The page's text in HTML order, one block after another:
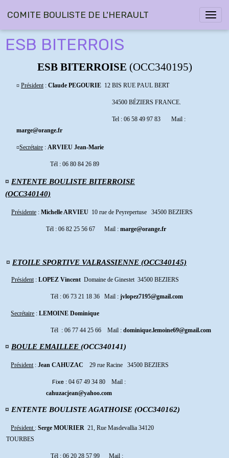
COMITE BOULISTE DE L'HERAULT
ESB BITERROIS
ESB BITERROISE (OCC340195)
¤ Président: Claude PEGOURIE 12 BIS RUE PAUL BERT
34500 BÉZIERS FRANCE.
Tel : 06 58 49 97 83 Mail:
marge@orange.fr
¤Secrétaire : ARVIEU Jean-Marie
Tél : 06 80 84 26 89
¤ ENTENTE BOULISTE BITERROISE
(OCC340140)
Présidente : Michelle ARVIEU 10 rue de Peyrepertuse 34500 BEZIERS
Tél : 06 82 25 56 67 Mail : marge@orange.fr
¤ ETOILE SPORTIVE VALRASSIENNE (OCC340145)
Président: LOPEZ Vincent Domaine de Ginestet 34500 BEZIERS
Tél : 06 73 21 18 36 Mail : jvlopez7195@gmail.com
Secrétaire :LEMOINE Dominique
Tél : 06 77 44 25 66 Mail :dominique.lemoine69@gmail.com
¤ BOULE EMAILLEE (OCC340141)
Président:Jean CAHUZAC 29 rue Racine 34500 BEZIERS
Fixe : 04 67 49 34 80 Mail :
cahuzacjean@yahoo.com
¤ ENTENTE BOULISTE AGATHOISE (OCC340162)
Président :Serge MOURIER 21, Rue Masdevallia 34120
TOURBES
Tél : 06 20 28 57 99 Mail :